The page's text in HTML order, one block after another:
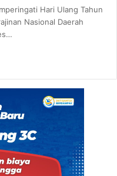
Hari Ulang Tahun
Nasional Daerah